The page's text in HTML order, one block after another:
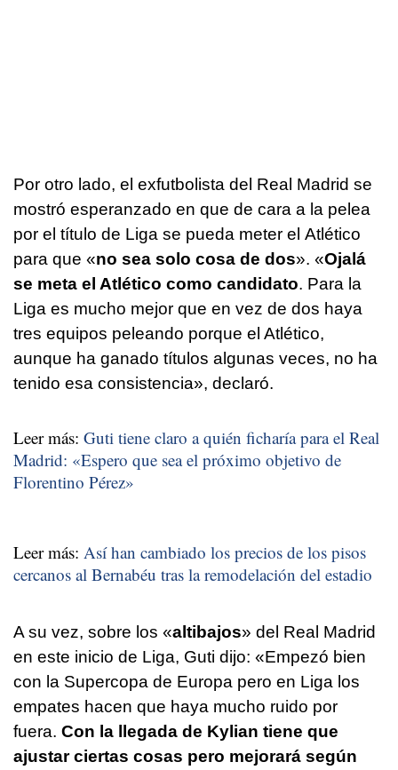
Por otro lado, el exfutbolista del Real Madrid se
mostró esperanzado en que de cara a la pelea
por el título de Liga se pueda meter el Atlético
para que «no sea solo cosa de dos». «Ojalá
se meta el Atlético como candidato. Para la
Liga es mucho mejor que en vez de dos haya
tres equipos peleando porque el Atlético,
aunque ha ganado títulos algunas veces, no ha
tenido esa consistencia», declaró.
Leer más: Guti tiene claro a quién ficharía para el Real
Madrid: «Espero que sea el próximo objetivo de
Florentino Pérez»
Leer más: Así han cambiado los precios de los pisos
cercanos al Bernabéu tras la remodelación del estadio
A su vez, sobre los «altibajos» del Real Madrid
en este inicio de Liga, Guti dijo: «Empezó bien
con la Supercopa de Europa pero en Liga los
empates hacen que haya mucho ruido por
fuera. Con la llegada de Kylian tiene que
ajustar ciertas cosas pero mejorará según